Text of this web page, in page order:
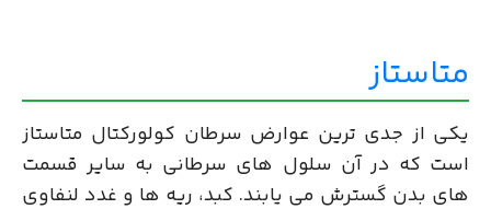
متاستاز
یکی از جدی ترین عوارض سرطان کولورکتال متاستاز
است که در آن سلول های سرطانی به سایر قسمت
های بدن گسترش می یابند. کبد، ریه ها و غدد لنفاوی